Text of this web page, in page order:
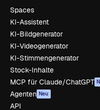
Spaces
KI-Assistent
KI-Bildgenerator
KI-Videogenerator
KI-Stimmengenerator
Stock-Inhalte
MCP für Claude/ChatGPT
Agenten Neu
API